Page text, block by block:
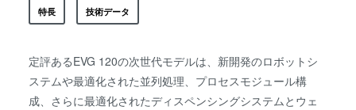
特長 技術データ
定評あるEVG 120の次世代モデルは、新開発のロボットシ
ステムや最適化された並列処理、プロセスモジュール構
成、さらに最適化されたディスペンシングシステムとウェ